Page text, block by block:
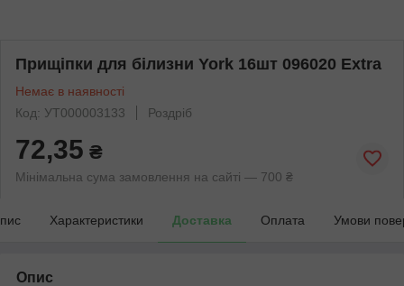
Прищіпки для білизни York 16шт 096020 Extrа
Немає в наявності
Код: УТ000003133
Роздріб
72,35 ₴
Мінімальна сума замовлення на сайті — 700 ₴
Характеристики Доставка Оплата Умови
Опис